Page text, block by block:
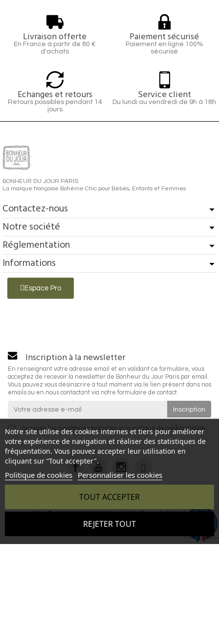
Livraison offerte
En France à partir de 80 €
d'achats
Paiement sécurisé
Paiement en ligne 100%
sécurisé
Echanges et retours
Retours possibles pendant 14
jours
Service client
Du lundi au vendredi de 9h à 18h
BONHEUR DU JOUR PARIS
La marque française Bohème Chic pour Bébés, Enfants et Femmes
Contactez-nous
Notre société
Réglementation
Informations
Espace Pro
Notre site utilise des cookies internes et tiers pour améliorer
votre expérience de navigation et réaliser des statistiques de
fréquentation. Vous pouvez accepter leur utilisation en
cliquant sur “Tout accepter".
Politique de cookies Personnaliser les cookies
REJETER TOUT
TOUT ACCEPTER
Inscription à la newsletter
En renseignant votre adresse email et en validant ce formulaire, vous
acceptez de recevoir la newsletter de Bonheur du Jour Paris par email.
Vous pouvez vous désinscrire à tout moment via le lien présent dans nos
emails ou en nous contactant via notre formulaire de contact.
J'accepte les conditions générales et la politique de confidentialité.
- Reproduction interdite sans autorisation - Site réalisé par :